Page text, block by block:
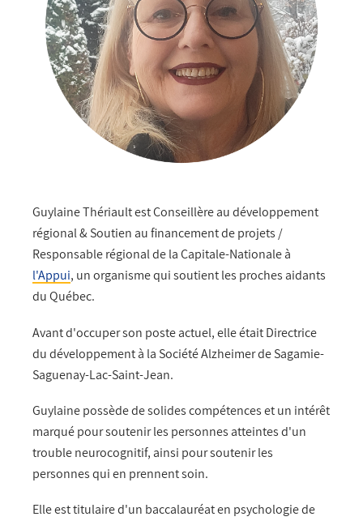
Guylaine Thériault est Conseillère au développement
régional & Soutien au financement de projets /
Responsable régional de la Capitale-Nationale à
l'Appui, un organisme qui soutient les proches aidants
du Québec.
Avant d'occuper son poste actuel, elle était Directrice
du développement à la Société Alzheimer de Sagamie-
Saguenay-Lac-Saint-Jean.
Guylaine possède de solides compétences et un intérêt
marqué pour soutenir les personnes atteintes d'un
trouble neurocognitif, ainsi pour soutenir les
personnes qui en prennent soin.
Elle est titulaire d'un baccalauréat en psychologie de